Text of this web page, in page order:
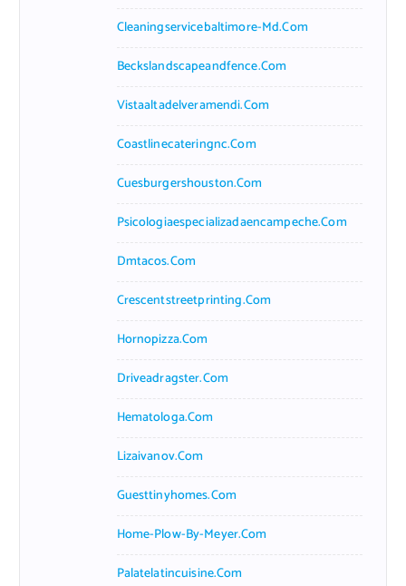
Cleaningservicebaltimore-Md.com
Beckslandscapeandfence.com
Vistaaltadelveramendi.com
Coastlinecateringnc.com
Cuesburgershouston.com
Psicologiaespecializadaencampeche.com
Dmtacos.com
Crescentstreetprinting.com
Hornopizza.com
Driveadragster.com
Hematologa.com
Lizaivanov.com
Guesttinyhomes.com
Home-Plow-By-Meyer.com
Palatelatincuisine.com